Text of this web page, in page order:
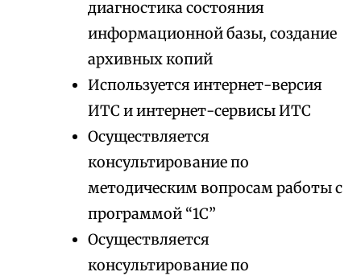
диагностика состояния
информационной базы, создание
архивных копий
Используется интернет-версия
ИТС и интернет-сервисы ИТС
Осуществляется
консультирование по
методическим вопросам работы с
программой “1С”
Осуществляется
консультирование по